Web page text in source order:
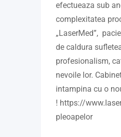
efectueaza sub
complexitatea
„LaserMed”,
de caldura
profesionalism,
nevoile lor.
intampina cu o
! https://
pleoapelor